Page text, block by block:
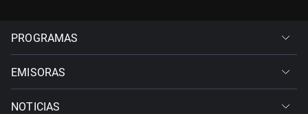
PROGRAMAS
EMISORAS
NOTICIAS